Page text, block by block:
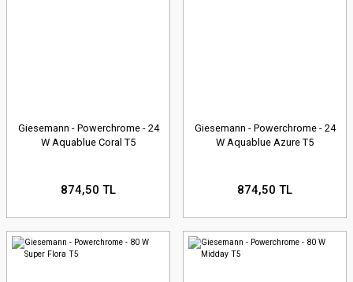
Giesemann - Powerchrome - 24
W Aquablue Coral T5
874,50 TL
Giesemann - Powerchrome - 24
W Aquablue Azure T5
874,50 TL